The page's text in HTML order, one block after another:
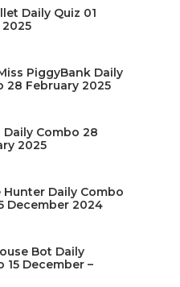
Daily Quiz 01
PiggyBank Daily
28 February 2025
Daily Combo 28
2025
Hunter Daily Combo
December 2024
Bot Daily
15 December –